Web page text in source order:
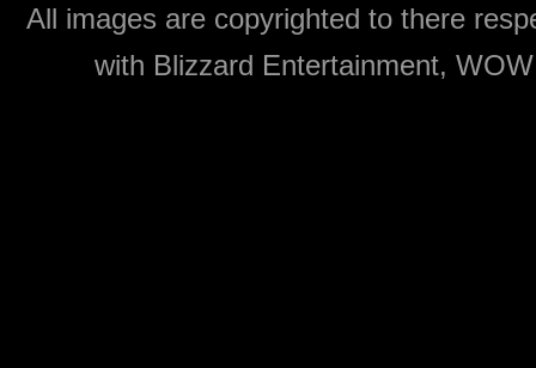
All images are copyrighted to there
with Blizzard Entertainment,